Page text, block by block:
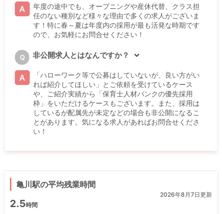
A
年度の途中でも、オープニングや産休代替、クラス担
任のない種別など様々な理由で多くの求人がございま
す！特に春～夏は年度内の採用が最も活発な時期です
ので、お気軽にお問合せください！
Q 非公開求人とはなんですか？
A
「ハローワーク等で公募はしていないが、良い方がい
れば紹介してほしい」とご依頼を受けているケース
や、ご紹介実績から「保育士人材バンクの優先採用
枠」をいただけるケースもございます。また、採用は
しているが配属先が未定などの場合も非公開になるこ
とがあります。気になる求人があればお問合せくださ
い！
亀川駅の平均残業時間
2026年8月7日更新
2.5時間